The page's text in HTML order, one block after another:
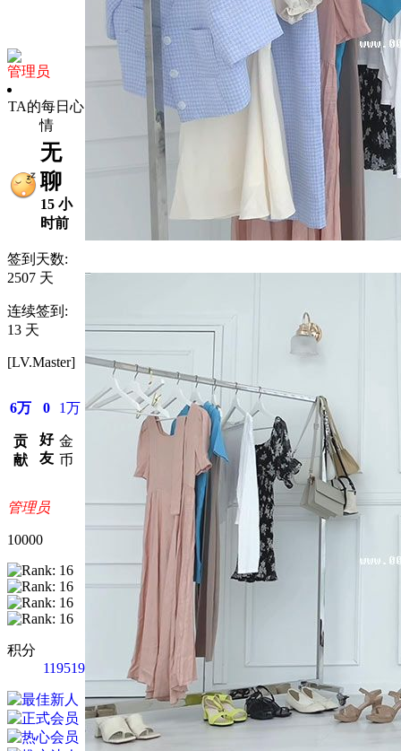
管理员
TA的每日心
情
无
聊
15 小
时前
签到天数:
2507 天
连续签到:
13 天
[LV.Master]
6万
贡
献
0
好
友
1万
金
币
管理员
10000
积分
119519